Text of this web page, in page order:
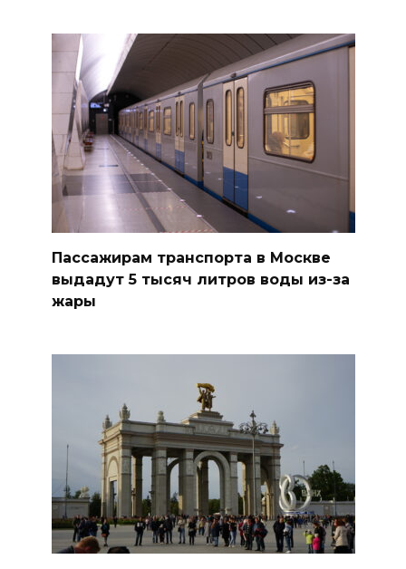
Пассажирам транспорта в Москве
выдадут 5 тысяч литров воды из-за
жары